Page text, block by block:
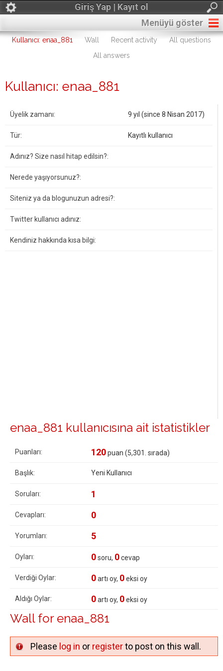
Giriş Yap | Kayıt ol
Menüyü göster
Kullanıcı: enaa_881 Wall Recent activity
All questions
All answers
Kullanıcı: enaa_881
Üyelik zamanı: 9 yıl (since 8 Nisan 2017)
Tür: Kayıtlı kullanıcı
Adınız? Size nasıl hitap edilsin?:
Nerede yaşıyorsunuz?:
Siteniz ya da blogunuzun adresi?:
Twitter kullanıcı adınız:
Kendiniz hakkında kısa bilgi:
enaa_881 kullanıcısına ait istatistikler
Puanları: 120puan (5,301 . sırada)
Başlık: Yeni Kullanıcı
Soruları: 1
Cevapları: 0
Yorumları: 5
Oyları: 0soru, 0cevap
Verdiği Oylar: 0artı oy, 0eksi oy
Aldığı Oylar: 0artı oy, 0eksi oy
Wall for enaa_881
Please log in or registerto post on this wall.